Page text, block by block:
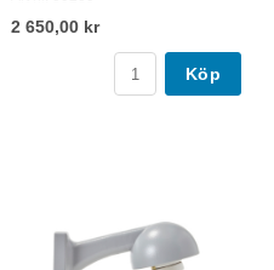
2 650,00 kr
Köp